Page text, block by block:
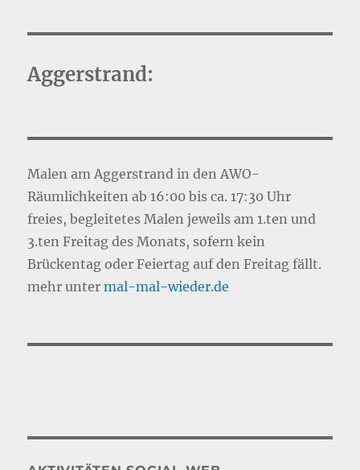
Aggerstrand:
Malen am Aggerstrand in den AWO-
Räumlichkeiten ab 16:00 bis ca. 17:30 Uhr
freies, begleitetes Malen jeweils am 1.ten und
3.ten Freitag des Monats, sofern kein
Brückentag oder Feiertag auf den Freitag fällt.
mehr untermal-mal-wieder.de